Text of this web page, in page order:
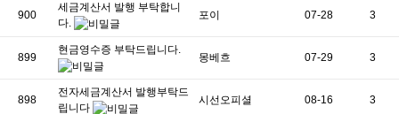
900
세금계산서 발행 부탁합니
다.
포이 07-28 3
899
현금영수증 부탁드립니다.
몽베흐 07-29 3
898
전자세금계산서 발행부탁드
립니다
시선오피셜 08-16 3